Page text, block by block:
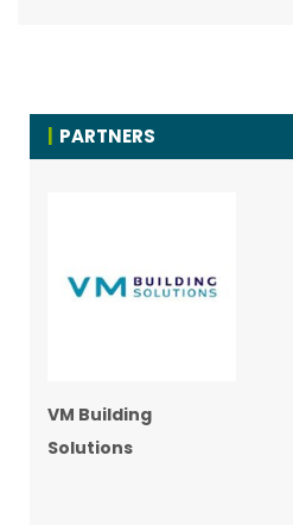
PARTNERS
VM Building
Solutions